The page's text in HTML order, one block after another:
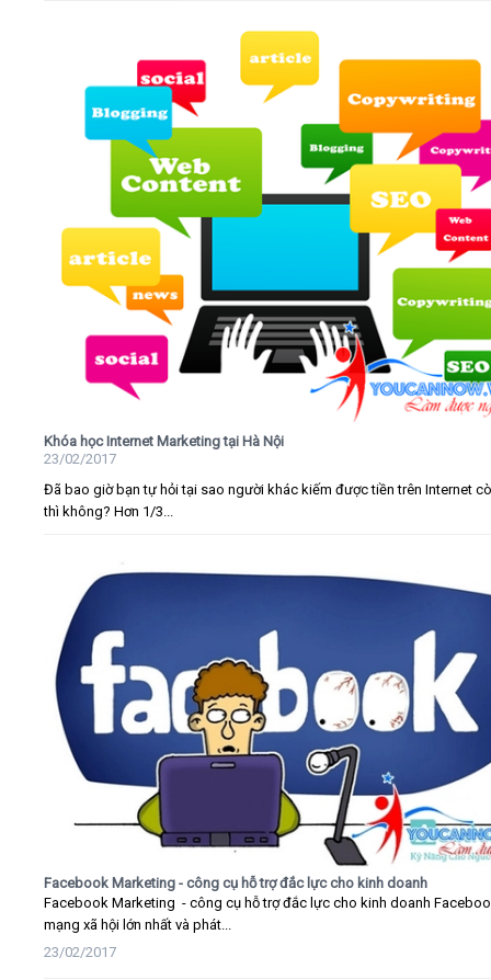
Khóa học Internet Marketing tại Hà Nội
23/02/2017
Đã bao giờ bạn tự hỏi tại sao người khác kiếm được tiền trên Internet
thì không? Hơn 1/3...
Facebook Marketing - công cụ hỗ trợ đắc lực cho kinh doanh
Facebook Marketing - công cụ hỗ trợ đắc lực cho kinh doanh
mạng xã hội lớn nhất và phát...
23/02/2017